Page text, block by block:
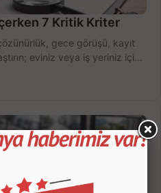
7 Kritik Kriter
gece görüşü, kayıt
eviniz veya iş yeriniz için